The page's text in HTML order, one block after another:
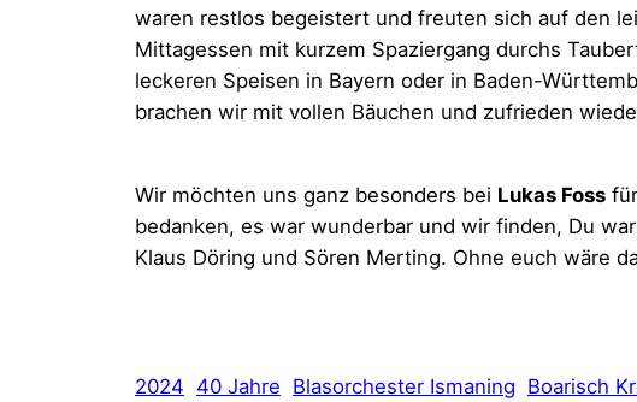
waren restlos begeistert und freuten sich auf den
Mittagessen mit kurzem Spaziergang durchs
leckeren Speisen in Bayern oder in Baden-
brachen wir mit vollen Bäuchen und zufrieden
Wir möchten uns ganz besonders bei Lukas Foss
bedanken, es war wunderbar und wir finden, Du
Klaus Döring und Sören Merting. Ohne euch wäre
2024 40 Jahre Blasorchester Ismaning Boarisch